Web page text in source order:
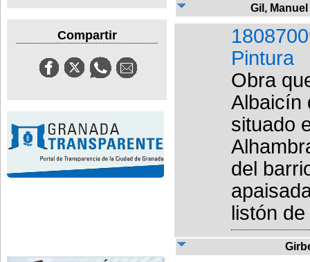
Compartir
Gil, Manuel
Pintura
Obra
Albaicín
situado
del
listón